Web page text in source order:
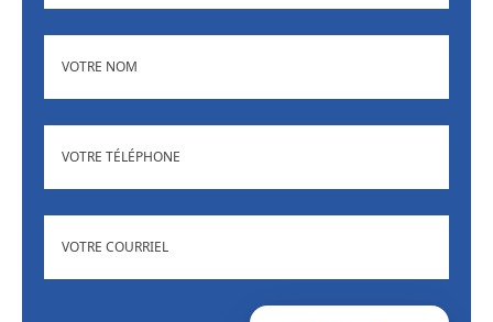
COURRIEL(NÉCESSAIRE)